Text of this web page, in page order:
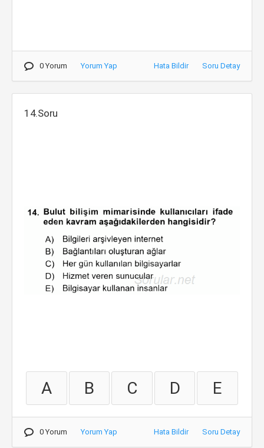
0 Yorum Yorum Yap Hata Bildir Soru Detay
14.Soru
A B C D E
0 Yorum Yorum Yap Hata Bildir Soru Detay